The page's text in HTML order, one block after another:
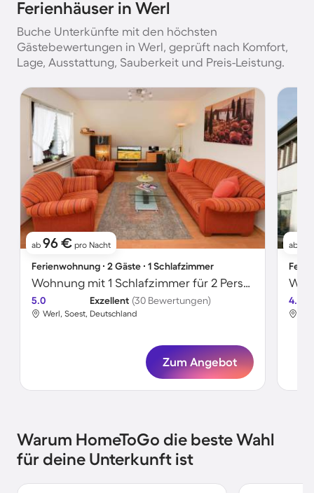
Ferienhäuser in Werl
Buche Unterkünfte mit den höchsten
Gästebewertungen in Werl, geprüft nach Komfort,
Lage, Ausstattung, Sauberkeit und Preis-Leistung.
ab 96 € pro Nacht
Ferienwohnung ∙ 2 Gäste ∙ 1 Schlafzimmer
Wohnung mit 1 Schlafzimmer für 2 Personen
5.0 Exzellent (30 Bewertungen)
Werl, Soest, Deutschland
Zum Angebot
ab
4.8
Warum HomeToGo die beste Wahl
für deine Unterkunft ist